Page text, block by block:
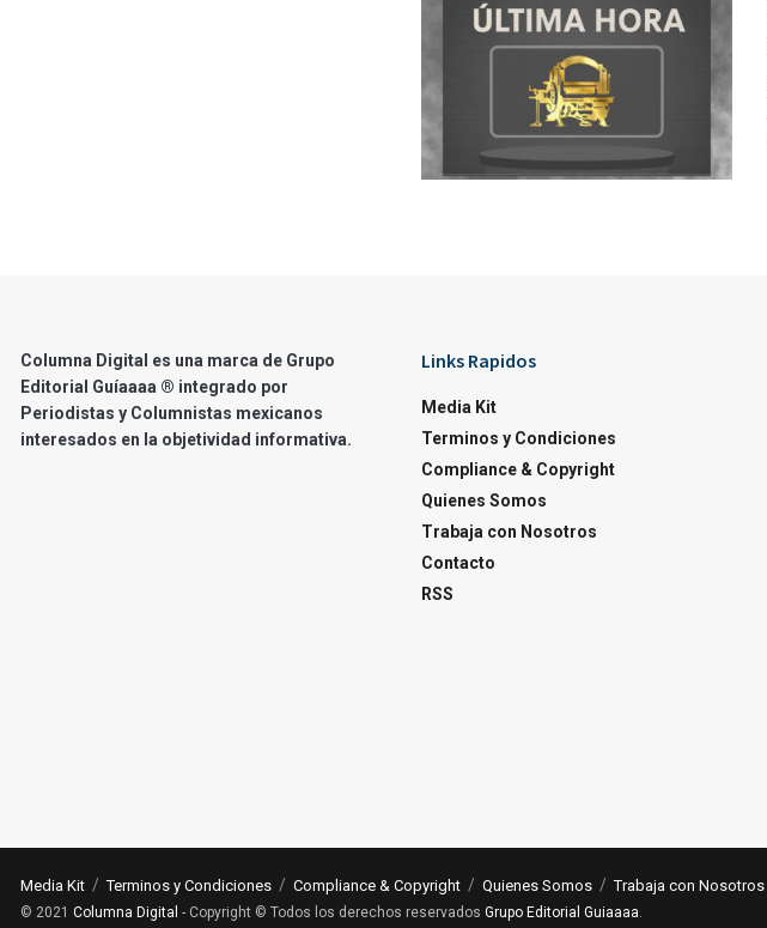
Columna Digital es una marca de Grupo
Editorial Guíaaaa ® integrado por
Periodistas y Columnistas mexicanos
interesados en la objetividad informativa.
Links Rapidos
Media Kit
Terminos y Condiciones
Compliance & Copyright
Quienes Somos
Trabaja con Nosotros
Contacto
RSS
Media Kit Terminos y Condiciones Compliance & Copyright Quienes Somos Trabaja con Nosotros
© 2021 Columna Digital - Copyright © Todos los derechos reservados Grupo Editorial Guiaaaa.